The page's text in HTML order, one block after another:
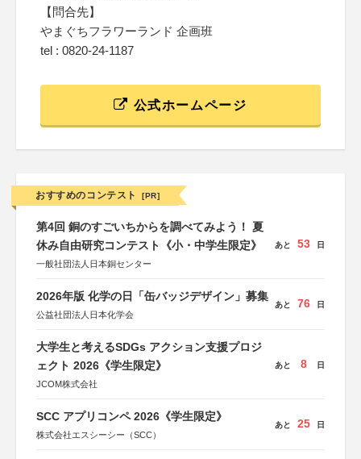
【問合先】
やまぐちフラワーランド 企画班
tel : 0820-24-1187
公式ホームページ
おすすめのコンテスト [PR]
第4回 銅のすごいちからを調べてみよう！ 夏
休み自由研究コンテスト《小・中学生限定》
一般社団法人日本銅センター
あと 53 日
2026年版 化学の日「缶バッジデザイン」募集
公益社団法人日本化学会
あと 76 日
大学生と考えるSDGs アクション支援プロジ
ェクト 2026《学生限定》
JCOM株式会社
あと 8 日
SCC アプリコンペ 2026《学生限定》
株式会社エスシーシー（SCC）
あと 25 日